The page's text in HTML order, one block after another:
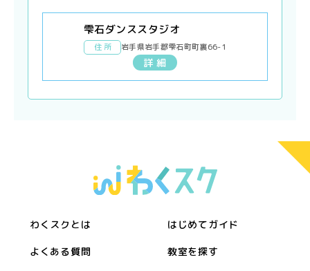
雫石ダンススタジオ
住 所 岩手県岩手郡雫石町町裏66-1
詳 細
わくスクとは はじめてガイド
よくある質問 教室を探す